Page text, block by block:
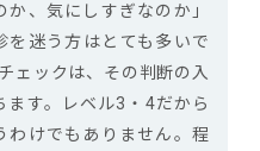
か、気にしすぎなのか」
を迷う方はとても多いで
ェックは、その判断の入
ます。レベル3・4だから
わけでもありません。程